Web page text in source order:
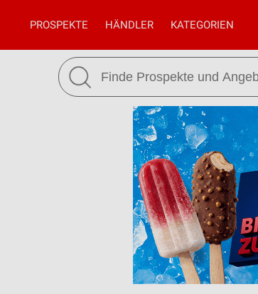
PROSPEKTE HÄNDLER KATEGORIEN